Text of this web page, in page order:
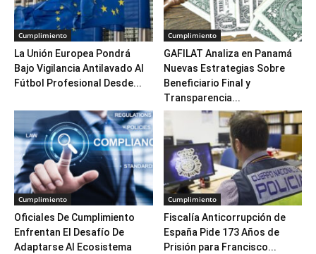
Cumplimiento
La Unión Europea Pondrá
Bajo Vigilancia Antilavado Al
Fútbol Profesional Desde...
Cumplimiento
GAFILAT Analiza en Panamá
Nuevas Estrategias Sobre
Beneficiario Final y
Transparencia...
Cumplimiento
Oficiales De Cumplimiento
Enfrentan El Desafío De
Adaptarse Al Ecosistema
Cumplimiento
Fiscalía Anticorrupción de
España Pide 173 Años de
Prisión para Francisco...